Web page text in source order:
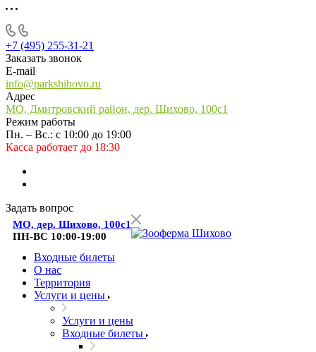
+7 (495) 255-31-21
Заказать звонок
E-mail
info@parkshihovo.ru
Адрес
МО, Дмитровский район, дер. Шихово, 100с1
Режим работы
Пн. – Вс.: с 10:00 до 19:00
Касса работает до 18:30
Задать вопрос
МО, дер. Шихово, 100с1
ПН-ВС 10:00-19:00
Входные билеты
О нас
Территория
Услуги и цены
Услуги и цены
Входные билеты